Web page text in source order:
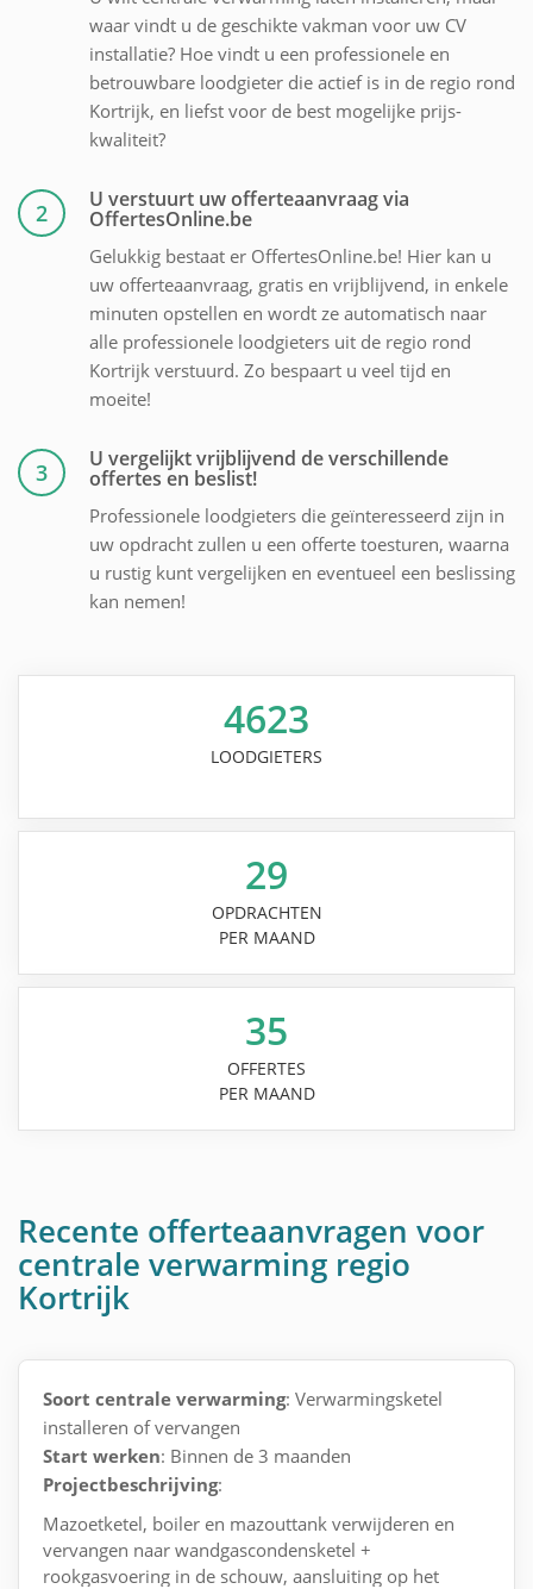
waar vindt u de geschikte vakman voor uw CV
installatie? Hoe vindt u een professionele en
betrouwbare loodgieter die actief is in de regio rond
Kortrijk, en liefst voor de best mogelijke prijs-
kwaliteit?
2 U verstuurt uw offerteaanvraag via
OffertesOnline.be
Gelukkig bestaat er OffertesOnline.be! Hier kan u
uw offerteaanvraag, gratis en vrijblijvend, in enkele
minuten opstellen en wordt ze automatisch naar
alle professionele loodgieters uit de regio rond
Kortrijk verstuurd. Zo bespaart u veel tijd en
moeite!
3 U vergelijkt vrijblijvend de verschillende
offertes en beslist!
Professionele loodgieters die geïnteresseerd zijn in
uw opdracht zullen u een offerte toesturen, waarna
u rustig kunt vergelijken en eventueel een beslissing
kan nemen!
4623
LOODGIETERS
29
OPDRACHTEN
PER MAAND
35
OFFERTES
PER MAAND
Recente offerteaanvragen voor
centrale verwarming regio
Kortrijk
Soort centrale verwarming: Verwarmingsketel
installeren of vervangen
Start werken: Binnen de 3 maanden
Projectbeschrijving:
Mazoetketel, boiler en mazouttank verwijderen en
vervangen naar wandgascondensketel +
rookgasvoering in de schouw, aansluiting op het